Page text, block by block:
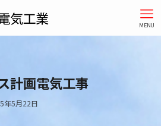
MENU
計画電気工事
年5月22日